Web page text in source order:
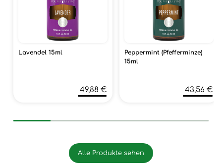
Lavendel 15ml
49,88 €
Peppermint (Pfefferminze)
15ml
43,56 €
Alle Produkte sehen